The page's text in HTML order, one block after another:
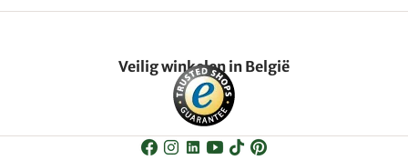
Veilig winkelen in België